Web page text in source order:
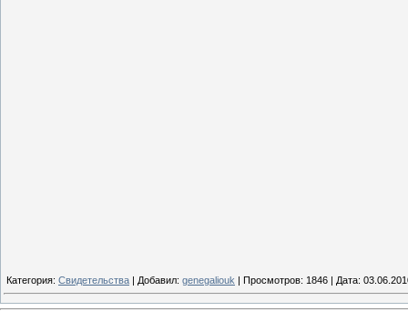
Категория: Свидетельства | Добавил: genegaliouk | Просмотров: 1846 | Дата: